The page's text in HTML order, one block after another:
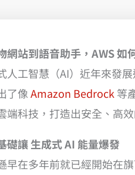
網站到語音助手，AWS 如
人工智慧（AI）近年來發
了像Amazon Bedrock等
端科技，打造出安全、高
礎讓 生成式 AI 能量爆發
早在多年前就已經開始在